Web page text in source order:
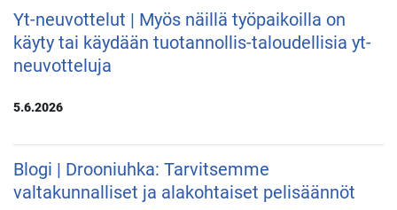
Yt-neuvottelut | Myös näillä työpaikoilla on
käyty tai käydään tuotannollis-taloudellisia yt-
neuvotteluja
5.6.2026
Blogi | Drooniuhka: Tarvitsemme
valtakunnalliset ja alakohtaiset pelisäännöt